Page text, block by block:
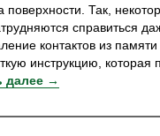
поверхности. Так,
справиться
контактов из памяти
инструкцию, которая
далее →